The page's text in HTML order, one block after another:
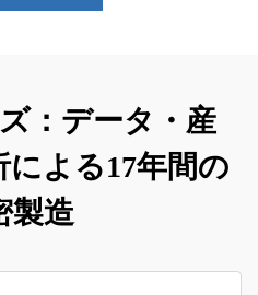
：データ・産
よる17年間の
製造